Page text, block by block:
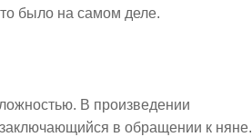
было на самом деле.
В произведении
в обращении к няне.